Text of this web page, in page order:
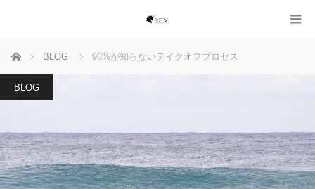
ホーム BLOG 96%が知らないテイクオフプロセス
BLOG